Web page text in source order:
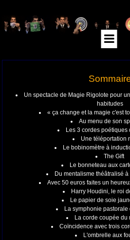
Un spectacle de Magie Rigolote pour
habitudes
« ça change et la magie c'est
Au menu de son
Les 3 cordes poétiques
Une téléportation
Le bobinomètre à
The Gift
Le bonneteau aux
Du mentalisme théâtralisé
Avec 50 euros faites un
Harry Houdini, le roi
Le papier de soie
La symphonie pastorale
La corde coupée du
Coïncidence avec trois
L'ombrelle aux